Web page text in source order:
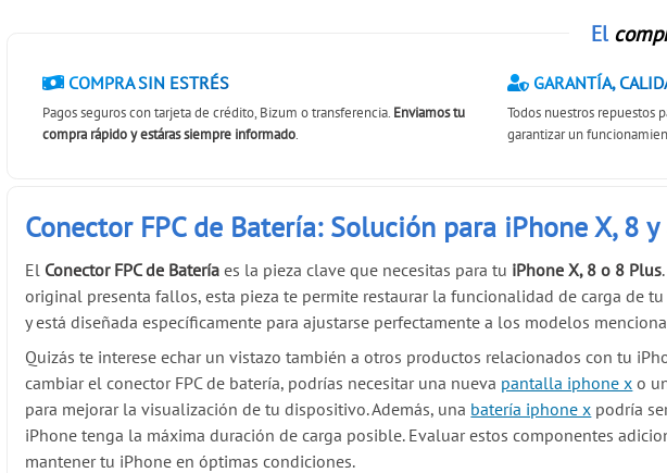
El
COMPRA SIN ESTRÉS
Pagos seguros con tarjeta de crédito, Bizum o transferencia. Enviamos tu
compra rápido y estáras siempre informado.
GARANTÍA,
Todos nuestros repuestos
garantizar un
Conector FPC de Batería: Solución para iPhone X, 8
El Conector FPC de Batería es la pieza clave que necesitas para tu iPhone X, 8 o 8 Plus
original presenta fallos, esta pieza te permite restaurar la funcionalidad de carga de
y está diseñada específicamente para ajustarse perfectamente a los modelos
Quizás te interese echar un vistazo también a otros productos relacionados con tu
cambiar el conector FPC de batería, podrías necesitar una nueva pantalla iphone x o
para mejorar la visualización de tu dispositivo. Además, una batería iphone x podría
iPhone tenga la máxima duración de carga posible. Evaluar estos componentes
mantener tu iPhone en óptimas condiciones.